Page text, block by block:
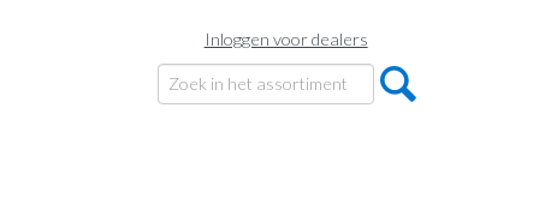
Inloggen voor dealers